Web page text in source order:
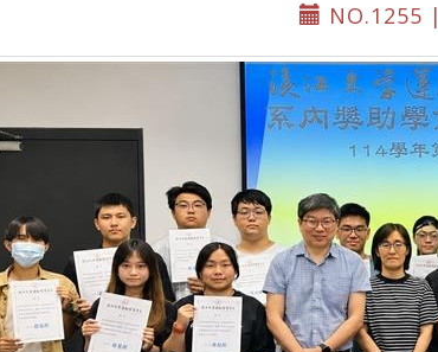
NO.1255 |